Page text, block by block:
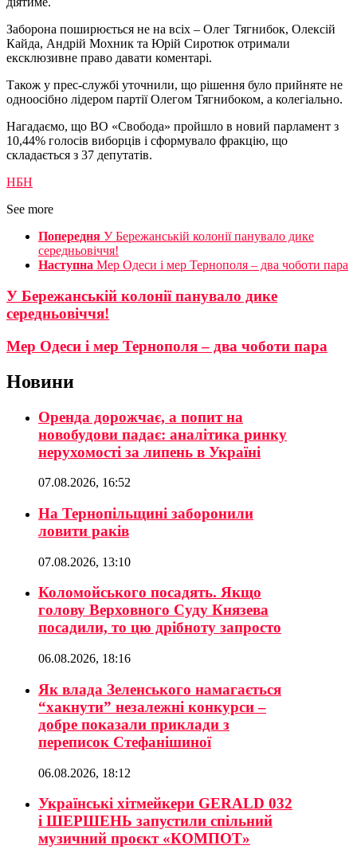
Заборона поширюється не на всіх – Олег Тягнибок, Олексій
Кайда, Андрій Мохник та Юрій Сиротюк отримали
ексклюзивне право давати коментарі.
Також у прес-службі уточнили, що рішення було прийняте не
одноосібно лідером партії Олегом Тягнибоком, а колегіально.
Нагадаємо, що ВО «Свобода» пройшло в новий парламент з
10,44% голосів виборців і сформувало фракцію, що
складається з 37 депутатів.
НБН
See more
Попередня У Бережанській колонії панувало дике
середньовіччя!
Наступна Мер Одеси і мер Тернополя – два чоботи пара
У Бережанській колонії панувало дике
середньовіччя!
Мер Одеси і мер Тернополя – два чоботи пара
Новини
Оренда дорожчає, а попит на
новобудови падає: аналітика ринку
нерухомості за липень в Україні
07.08.2026, 16:52
На Тернопільщині заборонили
ловити раків
07.08.2026, 13:10
Коломойського посадять. Якщо
голову Верховного Суду Князева
посадили, то цю дрібноту запросто
06.08.2026, 18:16
Як влада Зеленського намагається
“хакнути” незалежні конкурси –
добре показали приклади з
переписок Стефанішиної
06.08.2026, 18:12
Українські хітмейкери GERALD 032
і ШЕРШЕНЬ запустили спільний
музичний проєкт «КОМПОТ»